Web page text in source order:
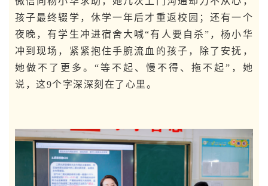
孩子最终辍学，休学一年后才重返校园；还有一个
夜晚，有学生冲进宿舍大喊“有人要自杀”，杨小华
冲到现场，紧紧抱住手腕流血的孩子，除了安抚，
她做不了更多。“等不起、慢不得、拖不起”，她
说，这9个字深深刻在了心里。